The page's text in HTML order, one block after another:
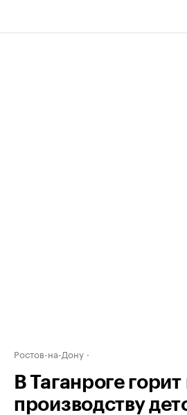
Ростов-на-Дону
В Таганроге
производству